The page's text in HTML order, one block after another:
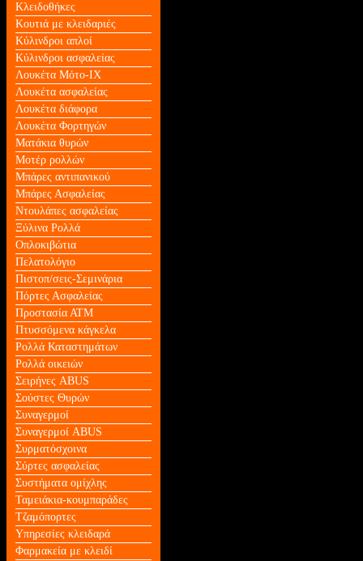
Κλειδοθήκες
Κουτιά με κλειδαριές
Κύλινδροι απλοί
Κύλινδροι ασφαλείας
Λουκέτα Mότο-ΙΧ
Λουκέτα ασφαλείας
Λουκέτα διάφορα
Λουκέτα Φορτηγών
Ματάκια θυρών
Μοτέρ ρολλών
Μπάρες αντιπανικού
Μπάρες Ασφαλείας
Ντουλάπες ασφαλείας
Ξύλινα Ρολλά
Οπλοκιβώτια
Πελατολόγιο
Πιστοπ/σεις-Σεμινάρια
Πόρτες Ασφαλείας
Προστασία ΑΤΜ
Πτυσσόμενα κάγκελα
Ρολλά Καταστημάτων
Ρολλά οικειών
Σειρήνες ABUS
Σούστες Θυρών
Συναγερμοί
Συναγερμοί ABUS
Συρματόσχοινα
Σύρτες ασφαλείας
Συστήματα ομίχλης
Ταμειάκια-κουμπαράδες
Τζαμόπορτες
Υπηρεσίες κλειδαρά
Φαρμακεία με κλειδί